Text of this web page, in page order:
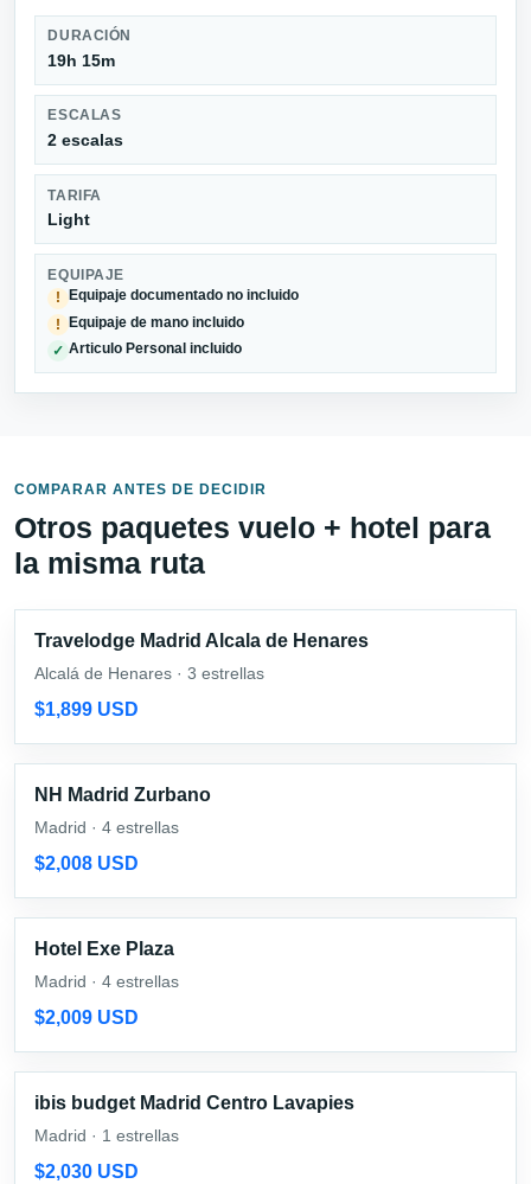
DURACIÓN
19h 15m
ESCALAS
2 escalas
TARIFA
Light
EQUIPAJE
!
Equipaje documentado no incluido
! Equipaje de mano incluido
✓ Articulo Personal incluido
COMPARAR ANTES DE DECIDIR
Otros paquetes vuelo + hotel para
la misma ruta
Travelodge Madrid Alcala de Henares
Alcalá de Henares · 3 estrellas
$1,899 USD
NH Madrid Zurbano
Madrid · 4 estrellas
$2,008 USD
Hotel Exe Plaza
Madrid · 4 estrellas
$2,009 USD
ibis budget Madrid Centro Lavapies
Madrid · 1 estrellas
$2,030 USD